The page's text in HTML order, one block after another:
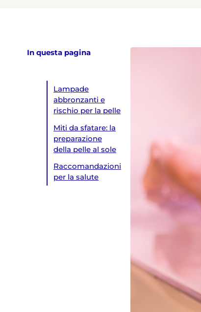
In questa pagina
Lampade
abbronzanti e
rischio per la pelle
Miti da sfatare: la
preparazione
della pelle al sole
Raccomandazioni
per la salute